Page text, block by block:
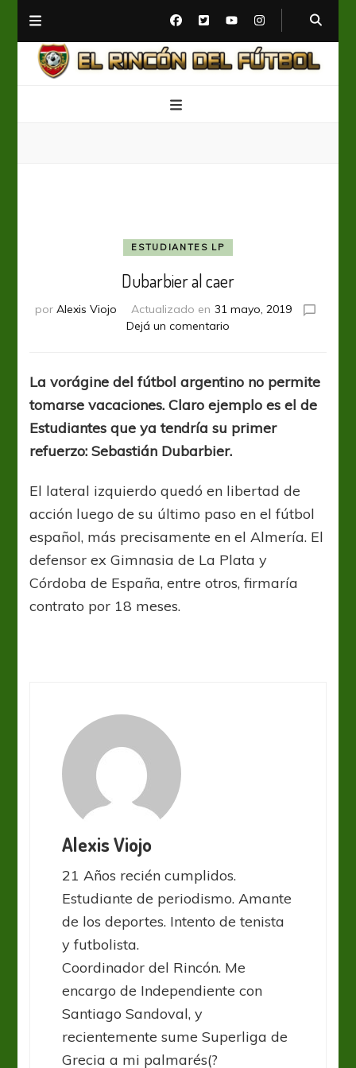
ESTUDIANTES LP
Dubarbier al caer
por Alexis Viojo Actualizado en 31 mayo, 2019
Dejá un comentario
La vorágine del fútbol argentino no permite
tomarse vacaciones. Claro ejemplo es el de
Estudiantes que ya tendría su primer
refuerzo: Sebastián Dubarbier.
El lateral izquierdo quedó en libertad de
acción luego de su último paso en el fútbol
español, más precisamente en el Almería. El
defensor ex Gimnasia de La Plata y
Córdoba de España, entre otros, firmaría
contrato por 18 meses.
Alexis Viojo
21 Años recién cumplidos.
Estudiante de periodismo. Amante
de los deportes. Intento de tenista
y futbolista.
Coordinador del Rincón. Me
encargo de Independiente con
Santiago Sandoval, y
recientemente sume Superliga de
Grecia a mi palmarés(?